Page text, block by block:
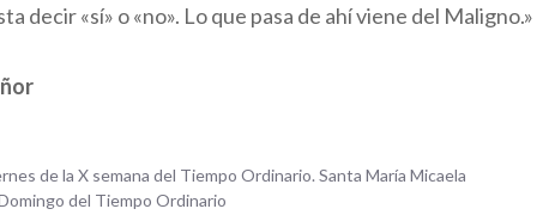
decir «sí» o «no». Lo que pasa de ahí viene del Maligno.»
de la X semana del Tiempo Ordinario. Santa María Micaela
del Tiempo Ordinario